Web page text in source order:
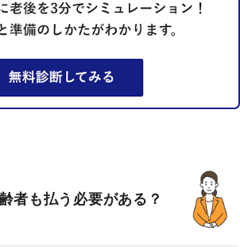
者も払う必要がある？